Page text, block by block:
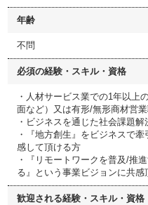
年齢
不問
必須の経験・スキル・資格
・人材サービス業での1年以上
面など）又は有形/無形商材営
・ビジネスを通じた社会課題
・『地方創生』をビジネスで
感して頂ける方
・『リモートワークを普及/推
る』という事業ビジョンに共感
歓迎される経験・スキル・資格